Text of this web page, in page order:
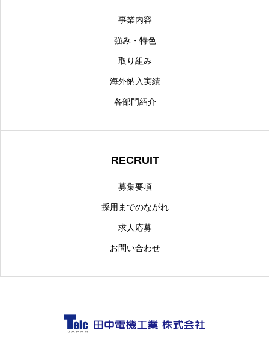
事業内容
強み・特色
取り組み
海外納入実績
各部門紹介
RECRUIT
募集要項
採用までのながれ
求人応募
お問い合わせ